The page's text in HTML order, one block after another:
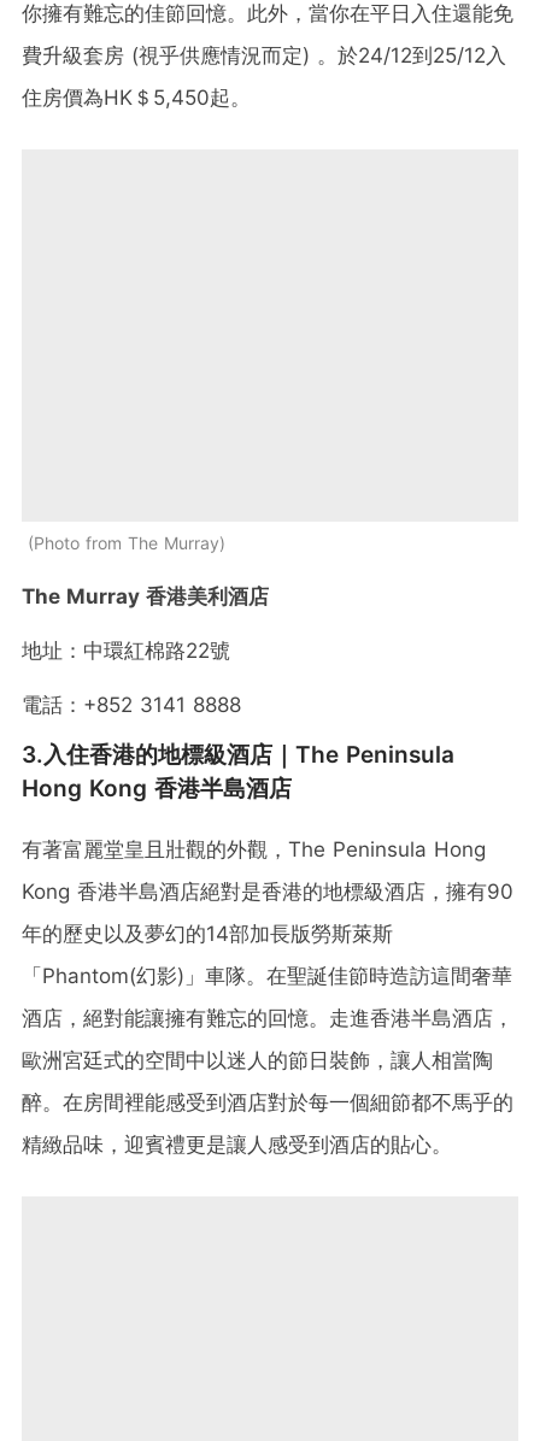
你擁有難忘的佳節回憶。此外，當你在平日入住還能免
費升級套房 (視乎供應情況而定) 。於24/12到25/12入
住房價為HK＄5,450起。
Photo from The Murray
The Murray 香港美利酒店
地址：中環紅棉路22號
電話：+852 3141 8888
3.入住香港的地標級酒店｜The Peninsula
Hong Kong 香港半島酒店
有著富麗堂皇且壯觀的外觀，The Peninsula Hong
Kong 香港半島酒店絕對是香港的地標級酒店，擁有90
年的歷史以及夢幻的14部加長版勞斯萊斯
「Phantom(幻影)」車隊。在聖誕佳節時造訪這間奢華
酒店，絕對能讓擁有難忘的回憶。走進香港半島酒店，
歐洲宮廷式的空間中以迷人的節日裝飾，讓人相當陶
醉。在房間裡能感受到酒店對於每一個細節都不馬乎的
精緻品味，迎賓禮更是讓人感受到酒店的貼心。